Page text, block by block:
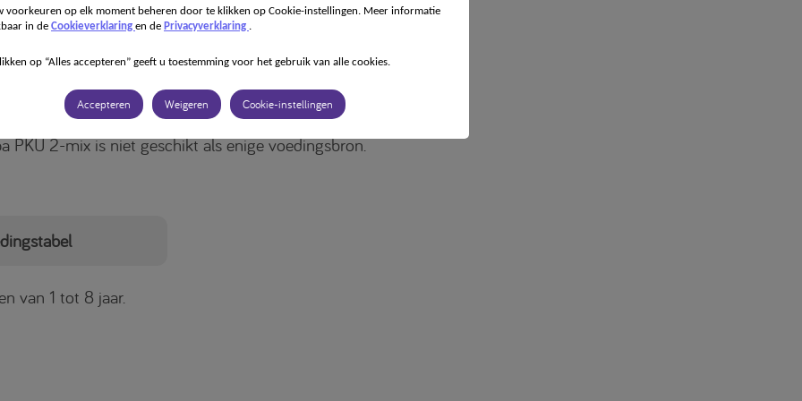
toezicht.
PKU 2-mix is een fenylalaninevrij aminozuurmengsel met
koolhydraten, vitaminen, mineralen en spoorelementen.
PKU 2-mix is niet geschikt als enige voedingsbron.
van 1 tot 8 jaar.
voorkeuren op elk moment beheren door te klikken op Cookie-instellingen. Meer informatie
in de Cookieverklaring en de Privacyverklaring .
op “Alles accepteren” geeft u toestemming voor het gebruik van alle cookies.
Accepteren Weigeren Cookie-instellingen